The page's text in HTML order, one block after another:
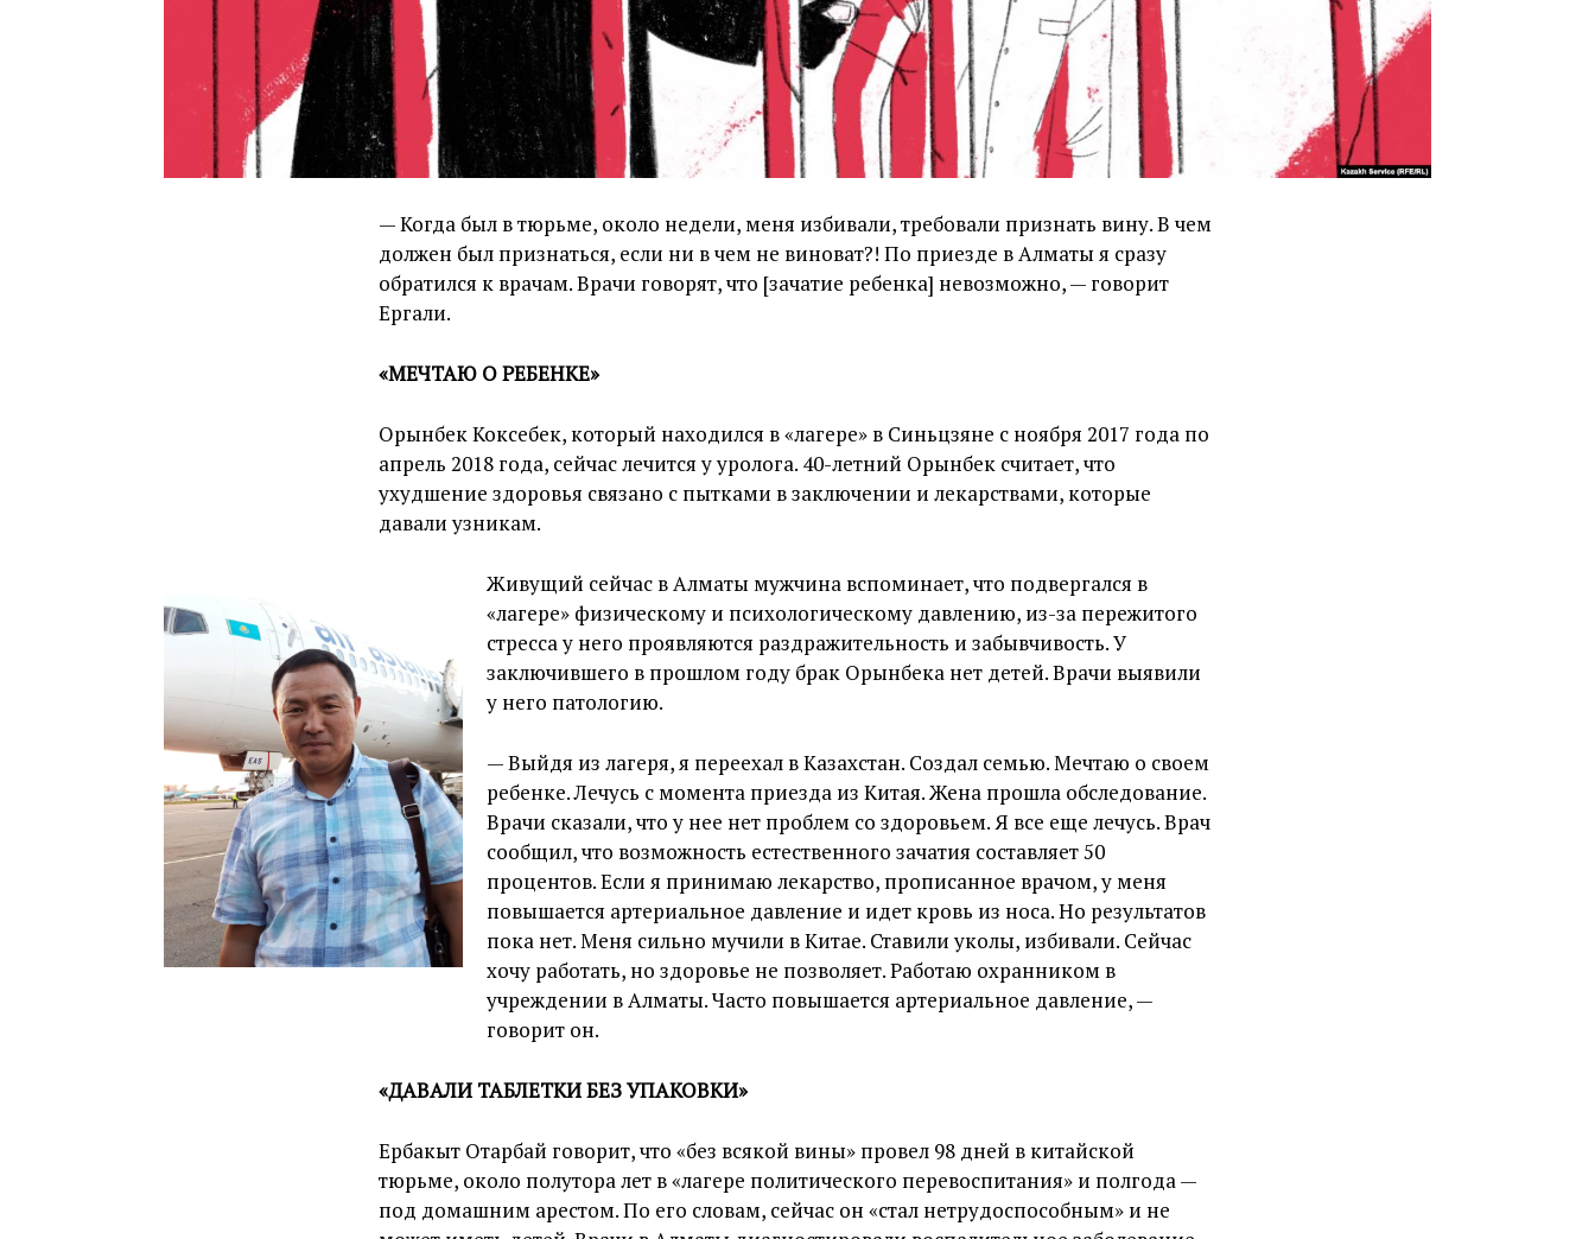
— Когда был в тюрьме, около недели, меня избивали, требовали признать вину. В чем
должен был признаться, если ни в чем не виноват?! По приезде в Алматы я сразу
обратился к врачам. Врачи говорят, что [зачатие ребенка] невозможно, — говорит
Ергали.
«МЕЧТАЮ О РЕБЕНКЕ»
Орынбек Коксебек, который находился в «лагере» в Синьцзяне с ноября 2017 года по
апрель 2018 года, сейчас лечится у уролога. 40-летний Орынбек считает, что
ухудшение здоровья связано с пытками в заключении и лекарствами, которые
давали узникам.
Живущий сейчас в Алматы мужчина вспоминает, что подвергался в
«лагере» физическому и психологическому давлению, из-за пережитого
стресса у него проявляются раздражительность и забывчивость. У
заключившего в прошлом году брак Орынбека нет детей. Врачи выявили
у него патологию.
— Выйдя из лагеря, я переехал в Казахстан. Создал семью. Мечтаю о своем
ребенке. Лечусь с момента приезда из Китая. Жена прошла обследование.
Врачи сказали, что у нее нет проблем со здоровьем. Я все еще лечусь. Врач
сообщил, что возможность естественного зачатия составляет 50
процентов. Если я принимаю лекарство, прописанное врачом, у меня
повышается артериальное давление и идет кровь из носа. Но результатов
пока нет. Меня сильно мучили в Китае. Ставили уколы, избивали. Сейчас
хочу работать, но здоровье не позволяет. Работаю охранником в
учреждении в Алматы. Часто повышается артериальное давление, —
говорит он.
«ДАВАЛИ ТАБЛЕТКИ БЕЗ УПАКОВКИ»
Ербакыт Отарбай говорит, что «без всякой вины» провел 98 дней в китайской
тюрьме, около полутора лет в «лагере политического перевоспитания» и полгода —
под домашним арестом. По его словам, сейчас он «стал нетрудоспособным» и не